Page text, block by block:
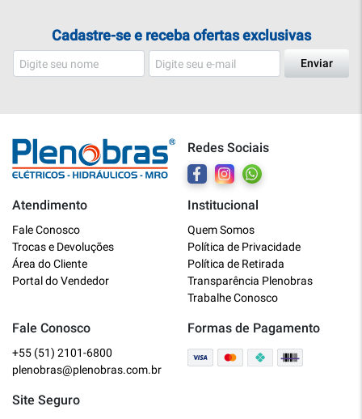
Cadastre-se e receba ofertas exclusivas
Enviar
Redes Sociais
Atendimento
Fale Conosco
Trocas e Devoluções
Área do Cliente
Portal do Vendedor
Institucional
Quem Somos
Política de Privacidade
Política de Retirada
Transparência Plenobras
Trabalhe Conosco
Fale Conosco
+55 (51) 2101-6800
plenobras@plenobras.com.br
Formas de Pagamento
Site Seguro
Online
Bem vindo a Plenobras! Aqui você
encontra toda a linha de materiais
O que você deseja?